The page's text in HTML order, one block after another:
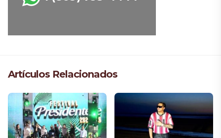
Artículos Relacionados